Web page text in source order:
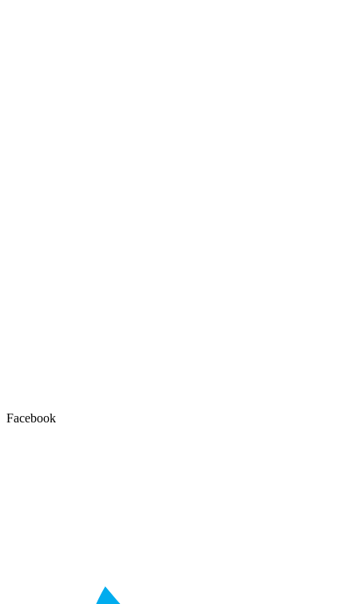
Facebook